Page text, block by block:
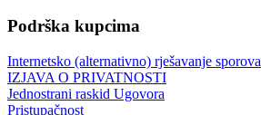
Podrška kupcima
Internetsko (alternativno) rješavanje sporova
IZJAVA O PRIVATNOSTI
Jednostrani raskid Ugovora
Pristupačnost